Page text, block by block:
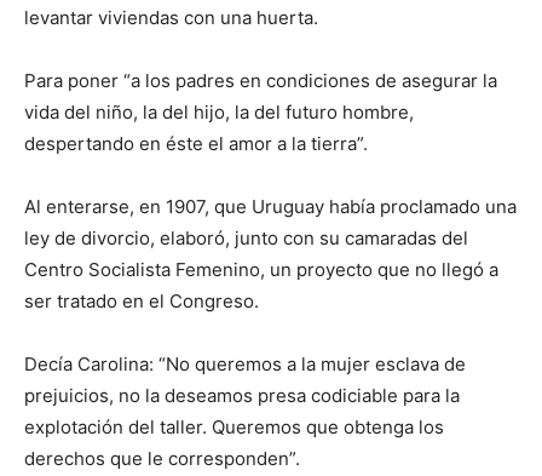
levantar viviendas con una huerta.
Para poner “a los padres en condiciones de asegurar la
vida del niño, la del hijo, la del futuro hombre,
despertando en éste el amor a la tierra”.
Al enterarse, en 1907, que Uruguay había proclamado una
ley de divorcio, elaboró, junto con su camaradas del
Centro Socialista Femenino, un proyecto que no llegó a
ser tratado en el Congreso.
Decía Carolina: “No queremos a la mujer esclava de
prejuicios, no la deseamos presa codiciable para la
explotación del taller. Queremos que obtenga los
derechos que le corresponden”.